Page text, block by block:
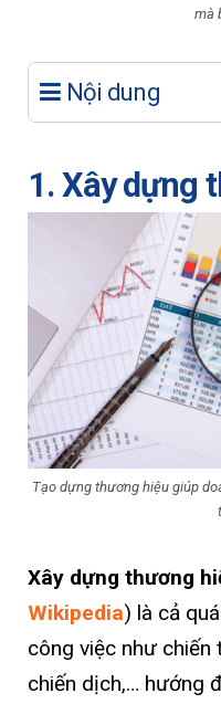
mà
Nội dung
1. Xây dựng
Tạo dựng thương hiệu giúp
Xây dựng thương
Wikipedia) là cả
công việc như chiến
chiến dịch,… hướng